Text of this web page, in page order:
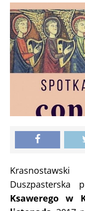
Duszpasterska
Ksawerego w